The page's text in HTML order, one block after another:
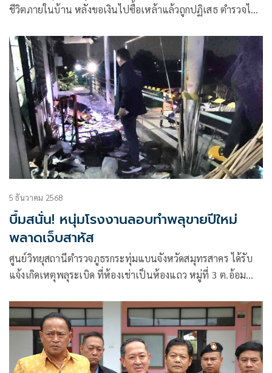
ชีวิตภายในบ้าน หลังขอเงินไปซื้อเหล้าแล้วถูกปฏิเสธ ตำรวจไล่
5 ธันวาคม 2568
บึ้มสนั่น! หนุ่มโรงงานลอบทำพลุขายปีใหม่
พลาดเจ็บสาหัส
ศูนย์วิทยุสถานีตำรวจภูธรกระทุ่มแบนจังหวัดสมุทรสาคร ได้รับ
แจ้งเกิดเหตุพลุระเบิด ที่ห้องเช่าเป็นห้องแถว หมู่ที่ 3 ต.อ้อม
ทราบ